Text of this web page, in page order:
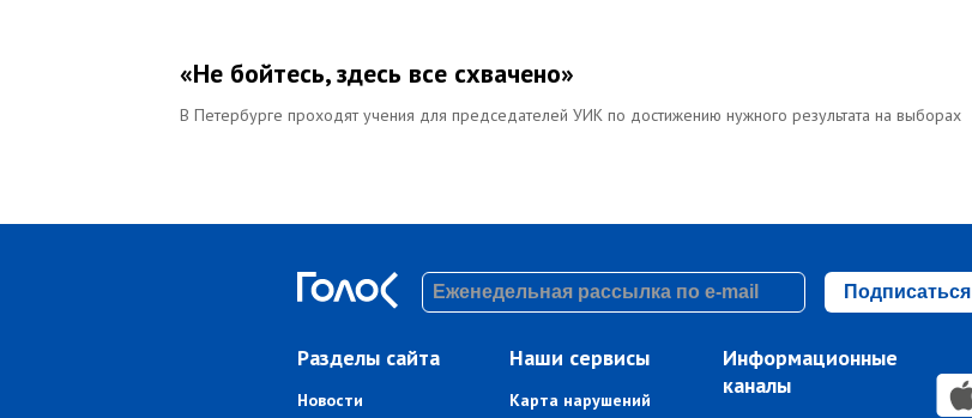
«Не бойтесь, здесь все схвачено»
В Петербурге проходят учения для председателей УИК по достижению нужного результата на выборах
Подписаться
Разделы сайта
Новости
Наши сервисы
Карта нарушений
Информационные
каналы